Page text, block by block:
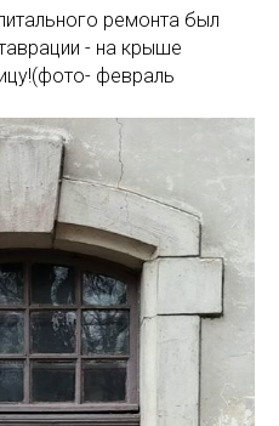
ремонта был
- на крыше
февраль